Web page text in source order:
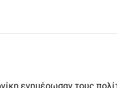
ενημέρωσαν τους